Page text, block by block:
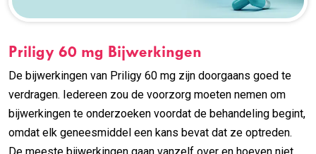
Priligy 60 mg Bijwerkingen
De bijwerkingen van Priligy 60 mg zijn doorgaans goed te
verdragen. Iedereen zou de voorzorg moeten nemen om
bijwerkingen te onderzoeken voordat de behandeling begint,
omdat elk geneesmiddel een kans bevat dat ze optreden.
De meeste bijwerkingen gaan vanzelf over en hoeven niet